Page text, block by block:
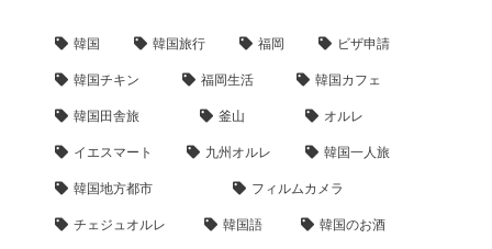
韓国 韓国旅行 福岡 ビザ申請
韓国チキン 福岡生活 韓国カフェ
韓国田舎旅 釜山 オルレ
イエスマート 九州オルレ 韓国一人旅
韓国地方都市 フィルムカメラ
チェジュオルレ 韓国語 韓国のお酒